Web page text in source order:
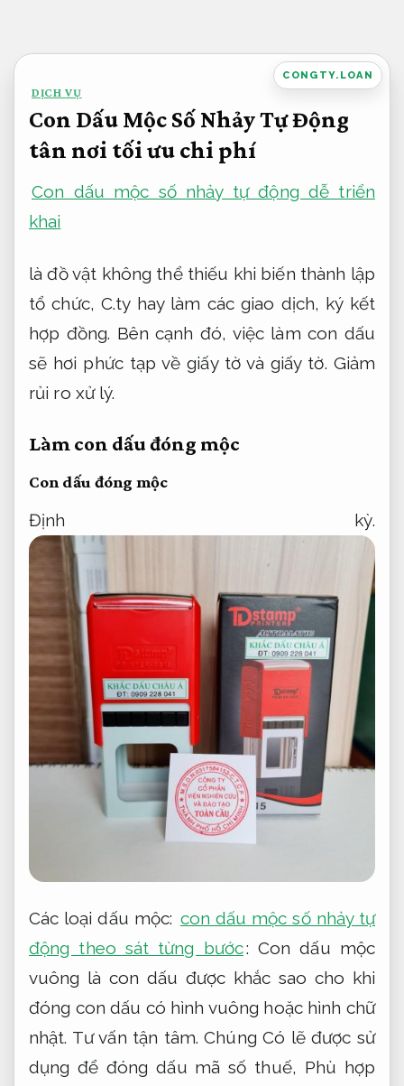
nội
dung
CONGTY.LOAN
DỊCH VỤ
Con Dấu Mộc Số Nhảy Tự Động
tân nơi tối ưu chi phí
Con dấu mộc số nhảy tự động dễ triển
khai
là đồ vật không thể thiếu khi biến thành lập
tổ chức, C.ty hay làm các giao dịch, ký kết
hợp đồng. Bên cạnh đó, việc làm con dấu
sẽ hơi phức tạp về giấy tờ và giấy tờ. Giảm
rủi ro xử lý.
Làm con dấu đóng mộc
Con dấu đóng mộc
Định kỳ.
Các loại dấu mộc: con dấu mộc số nhảy tự
động theo sát từng bước: Con dấu mộc
vuông là con dấu được khắc sao cho khi
đóng con dấu có hình vuông hoặc hình chữ
nhật. Tư vấn tận tâm. Chúng Có lẽ được sử
dụng để đóng dấu mã số thuế, Phù hợp